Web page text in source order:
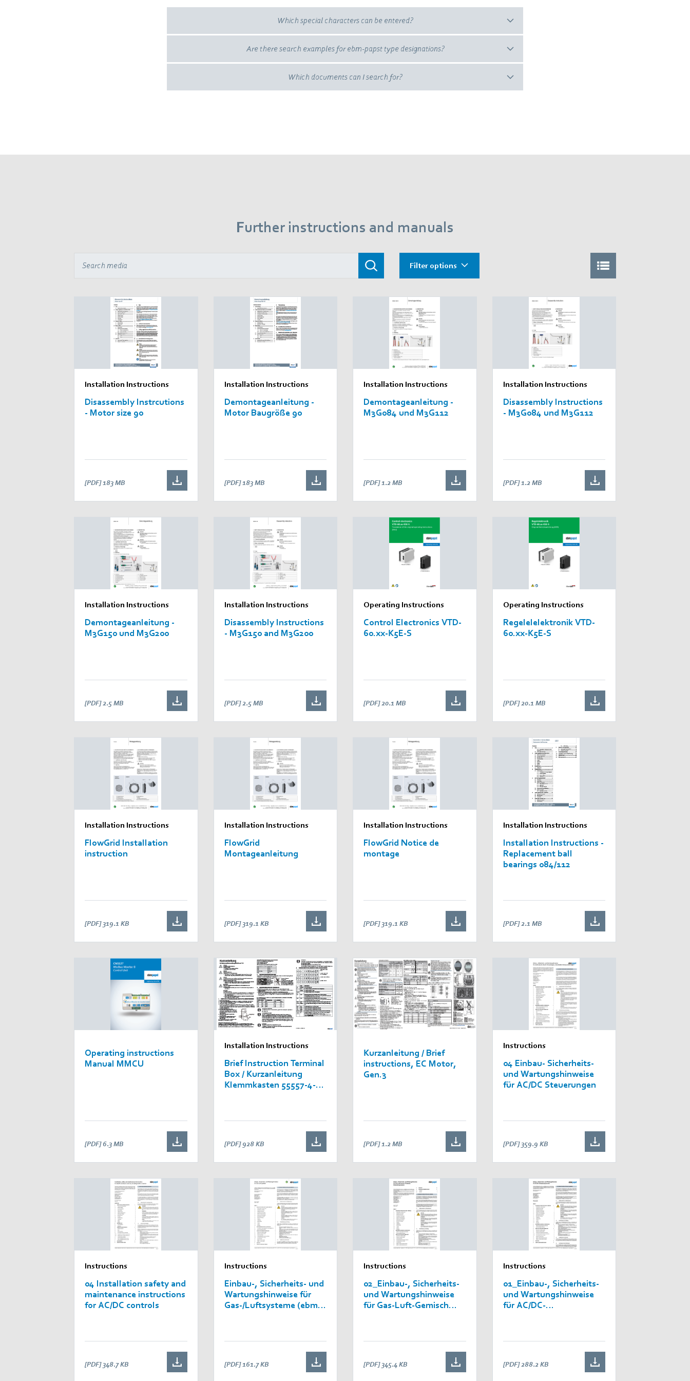
Which special characters can be entered?
Are there search examples for ebm-papst type designations?
Which documents can I search for?
Further instructions and manuals
Filter options
Installation Instructions
Disassembly Instrcutions
- Motor size 90
[PDF]183 MB
Installation Instructions
Demontageanleitung -
Motor Baugröße 90
[PDF]183 MB
Installation Instructions
Demontageanleitung -
M3G084 und M3G112
[PDF]1.2 MB
Installation Instructions
Disassembly Instructions
- M3G084 und M3G112
[PDF]1.2 MB
Installation Instructions
Demontageanleitung -
M3G150 und M3G200
[PDF]2.5 MB
Installation Instructions
Disassembly Instructions
- M3G150 and M3G200
[PDF]2.5 MB
Operating Instructions
Control Electronics VTD-
60.xx-K5E-S
[PDF]20.1 MB
Operating Instructions
Regelelelektronik VTD-
60.xx-K5E-S
[PDF]20.1 MB
Installation Instructions
FlowGrid Installation
instruction
[PDF] 319.1 KB
Installation Instructions
FlowGrid
Montageanleitung
[PDF] 319.1 KB
Installation Instructions
FlowGrid Notice de
montage
[PDF] 319.1 KB
Installation Instructions
Installation Instructions -
Replacement ball
bearings 084/112
[PDF]2.1 MB
Operating instructions
Manual MMCU
[PDF] 6.3 MB
Installation Instructions
Brief Instruction Terminal
Box / Kurzanleitung
Klemmkasten 55557-4-
[PDF] 928 KB
Kurzanleitung / Brief
instructions, EC Motor,
Gen.3
[PDF]1.2 MB
Instructions
04 Einbau- Sicherheits-
und Wartungshinweise
für AC/DC Steuerungen
[PDF] 359.9 KB
Instructions
04 Installation safety and
maintenance instructions
for AC/DC controls
[PDF] 348.7 KB
Instructions
Einbau-, Sicherheits- und
Wartungshinweise für
Gas-/Luftsysteme (ebm-
[PDF]161.7 KB
Instructions
02_Einbau-, Sicherheits-
und Wartungshinweise
für Gas-Luft-Gemisch
fördernde Geräte;
[PDF] 345.4 KB
Instructions
01_Einbau-, Sicherheits-
und Wartungshinweise
für AC/DC-
[PDF]288.2 KB